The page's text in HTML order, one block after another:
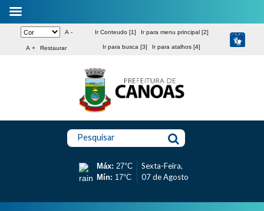
A -
A + Restaurar
Ir Conteudo [1] Ir para menu principal [2]
Ir para busca [3] Ir para atalhos [4]
Pesquisar
Máx: 27°C
Mín: 17°C
Sexta-Feira,
07 de Agosto